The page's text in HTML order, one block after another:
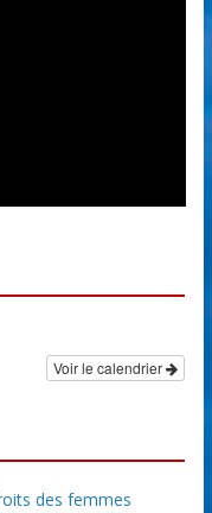
Voir le calendrier
des femmes